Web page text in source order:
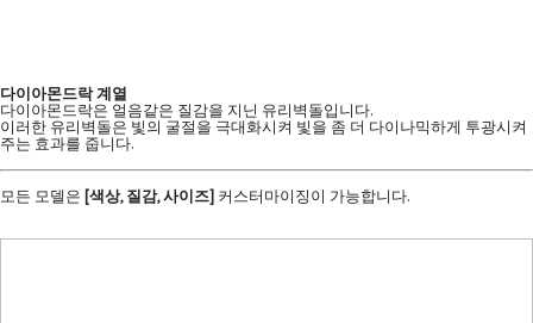
다이아몬드락 계열
다이아몬드락은 얼음같은 질감을 지닌 유리벽돌입니다.
이러한 유리벽돌은 빛의 굴절을 극대화시켜 빛을 좀 더 다이나믹하게 투광시켜
주는 효과를 줍니다.
모든 모델은 [색상, 질감, 사이즈] 커스터마이징이 가능합니다.